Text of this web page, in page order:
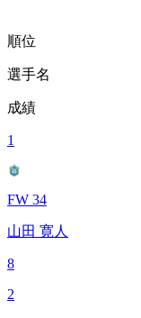
順位
選手名
成績
1
FW 34
山田 寛人
8
2